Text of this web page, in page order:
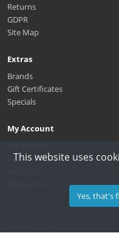
Returns
GDPR
Site Map
Extras
Brands
Gift Certificates
Specials
My Account
Order History
This website uses
Yes, that's